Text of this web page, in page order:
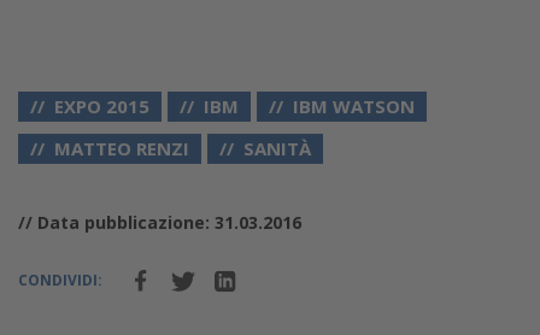
EXPO 2015 IBM
IBM WATSON
MATTEO RENZI
SANITÀ
// Data pubblicazione: 31.03.2016
CONDIVIDI: